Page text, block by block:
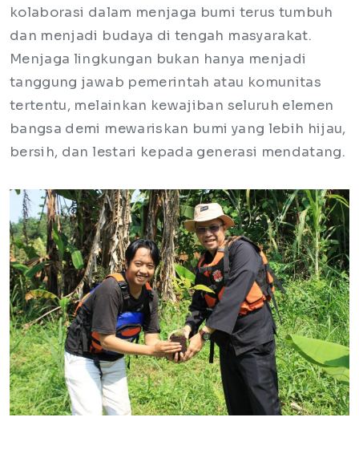
kolaborasi dalam menjaga bumi terus tumbuh
dan menjadi budaya di tengah masyarakat.
Menjaga lingkungan bukan hanya menjadi
tanggung jawab pemerintah atau komunitas
tertentu, melainkan kewajiban seluruh elemen
bangsa demi mewariskan bumi yang lebih hijau,
bersih, dan lestari kepada generasi mendatang.